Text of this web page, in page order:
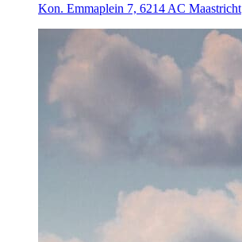
Kon. Emmaplein 7, 6214 AC Maastricht